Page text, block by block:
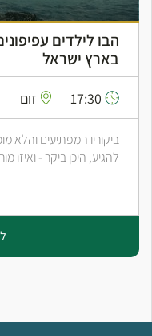
הבו לילדים
בארץ ישראל
זום
ביקוריו המפתיעים והלא
להגיע, היכן ביקר - ואיזו